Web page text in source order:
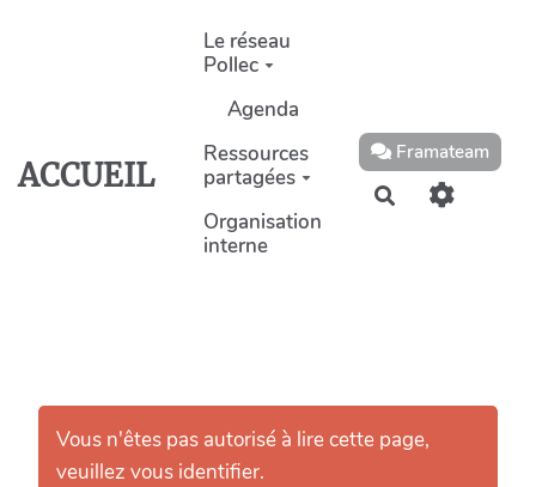
Aller au contenu principal
ACCUEIL
Le réseau
Pollec
Agenda
Ressources
partagées
Organisation
interne
Framateam
Rechercher
Vous n'êtes pas autorisé à lire cette page,
veuillez vous identifier.